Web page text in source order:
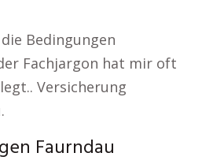
Bedingungen
Fachjargon hat mir oft
Versicherung
Faurndau